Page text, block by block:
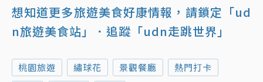
想知道更多旅遊美食好康情報，請鎖定「ud
n旅遊美食站」
．追蹤「udn走跳世界」
桃園旅遊 繡球花 景觀餐廳
熱門打卡